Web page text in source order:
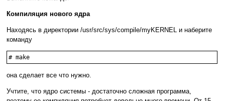
Компиляция нового ядра
Находясь в директории /usr/src/sys/compile/myKERNEL и наберите
команду
# make
она сделает все что нужно.
Учтите, что ядро системы - достаточно сложная программа,